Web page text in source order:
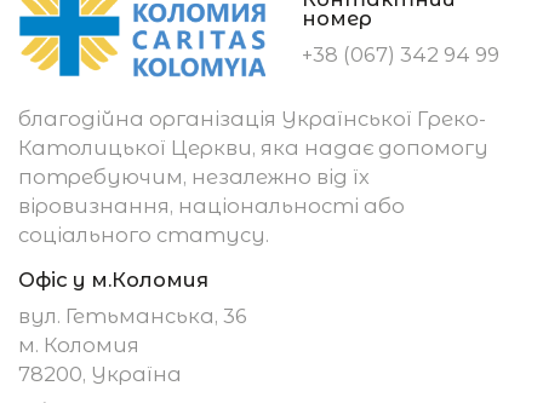
номер
+38 (067) 342 94 99
благодійна організація Української Греко-
Католицької Церкви, яка надає допомогу
потребуючим, незалежно від їх
віровизнання, національності або
соціального статусу.
Офіс у м.Коломия
вул. Гетьманська, 36
м. Коломия
78200, Україна